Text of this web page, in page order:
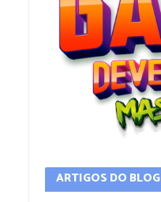
ARTIGOS DO BLOG